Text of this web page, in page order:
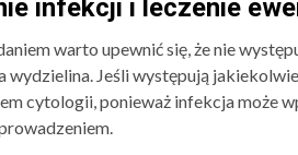
infekcji i leczenie
warto upewnić się, że nie
wydzielina. Jeśli występują
cytologii, ponieważ infekcja może